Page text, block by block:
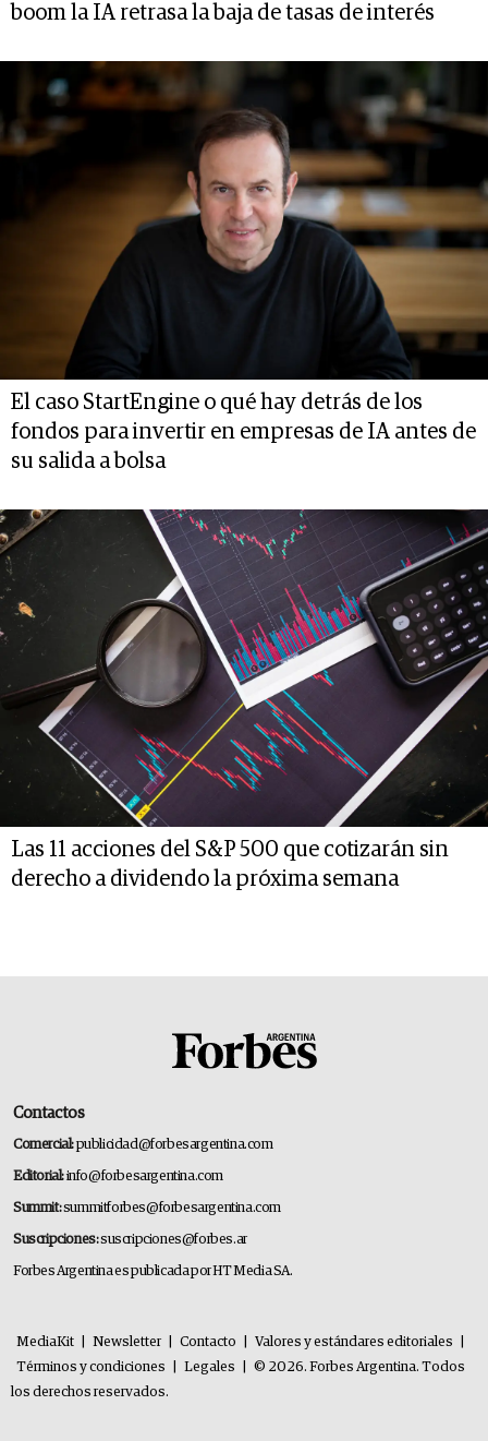
boom la IA retrasa la baja de tasas de interés
El caso StartEngine o qué hay detrás de los
fondos para invertir en empresas de IA antes de
su salida a bolsa
Las 11 acciones del S&P 500 que cotizarán sin
derecho a dividendo la próxima semana
Contactos
Comercial:publicidad@forbesargentina.com
Editorial:info@forbesargentina.com
Summit:summitforbes@forbesargentina.com
Suscripciones:suscripciones@forbes.ar
Forbes Argentina es publicada por HT Media SA.
MediaKit Newsletter Contacto Valores y estándares editoriales
Términos y condiciones
Legales
© 2026. Forbes Argentina. Todos
los derechos reservados.